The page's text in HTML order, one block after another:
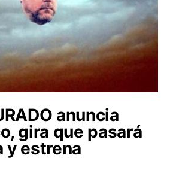
anuncia
gira que pasará
y estrena